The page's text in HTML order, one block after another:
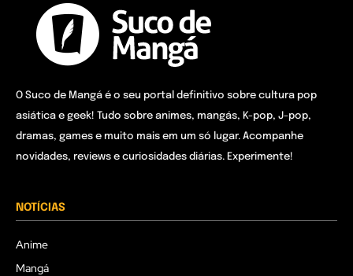
O Suco de Mangá é o seu portal definitivo sobre cultura pop
asiática e geek! Tudo sobre animes, mangás, K-pop, J-pop,
dramas, games e muito mais em um só lugar. Acompanhe
novidades, reviews e curiosidades diárias. Experimente!
NOTÍCIAS
Anime
Mangá